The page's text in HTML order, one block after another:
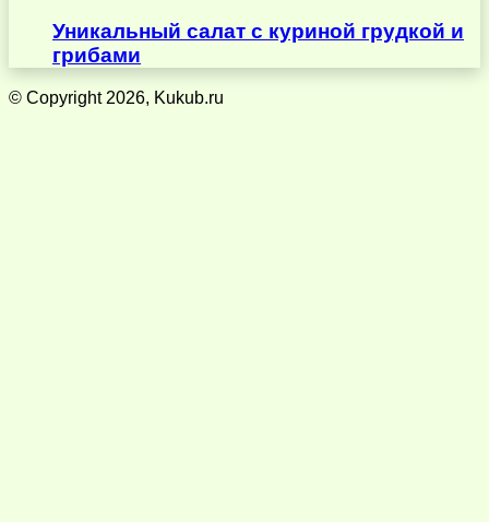
Уникальный салат с куриной грудкой и
грибами
© Copyright 2026, Kukub.ru